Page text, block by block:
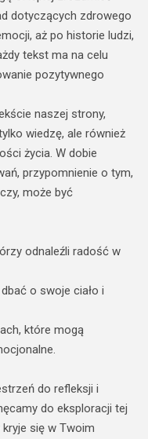
dotyczących zdrowego
aż po historie ludzi,
tekst ma na celu
pozytywnego
naszej strony,
wiedzę, ale również
życia. W dobie
przypomnienie o tym,
może być
odnaleźli radość w
o swoje ciało i
które mogą
do refleksji i
do eksploracji tej
się w Twoim